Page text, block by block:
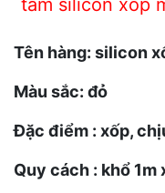
Tên hàng: silicon
Màu sắc: đỏ
Đặc điểm : xốp,
Quy cách : khổ 1m